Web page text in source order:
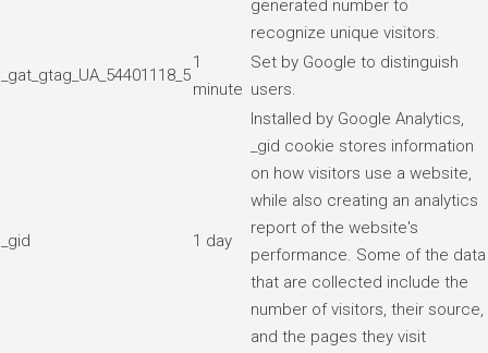
generated number to
recognize unique visitors.
_gat_gtag_UA_54401118_5
1
minute
Set by Google to distinguish
users.
_gid 1 day
Installed by Google Analytics,
_gid cookie stores information
on how visitors use a website,
while also creating an analytics
report of the website's
performance. Some of the data
that are collected include the
number of visitors, their source,
and the pages they visit